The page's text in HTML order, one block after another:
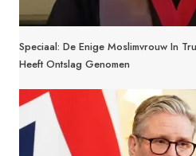
Speciaal: De Enige Moslimvrouw In
Heeft Ontslag Genomen